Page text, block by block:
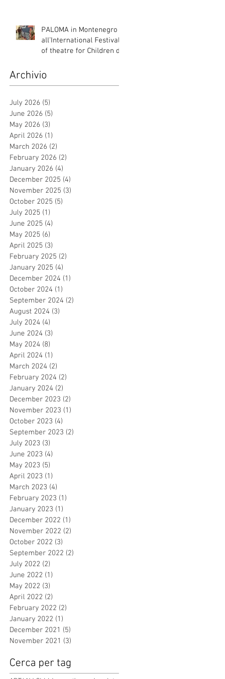
Montenegro.
PALOMA in Montenegro
all’International Festival
of theatre for Children di
Archivio
July 2026 (5)
June 2026 (5)
May 2026 (3)
April 2026 (1)
March 2026 (2)
February 2026 (2)
January 2026 (4)
December 2025 (4)
November 2025 (3)
October 2025 (5)
July 2025 (1)
June 2025 (4)
May 2025 (6)
April 2025 (3)
February 2025 (2)
January 2025 (4)
December 2024 (1)
October 2024 (1)
September 2024 (2)
August 2024 (3)
July 2024 (4)
June 2024 (3)
May 2024 (8)
April 2024 (1)
March 2024 (2)
February 2024 (2)
January 2024 (2)
December 2023 (2)
November 2023 (1)
October 2023 (4)
September 2023 (2)
July 2023 (3)
June 2023 (4)
May 2023 (5)
April 2023 (1)
March 2023 (4)
February 2023 (1)
January 2023 (1)
December 2022 (1)
November 2022 (2)
October 2022 (3)
September 2022 (2)
July 2022 (2)
June 2022 (1)
May 2022 (3)
April 2022 (2)
February 2022 (2)
January 2022 (1)
December 2021 (5)
November 2021 (3)
Cerca per tag